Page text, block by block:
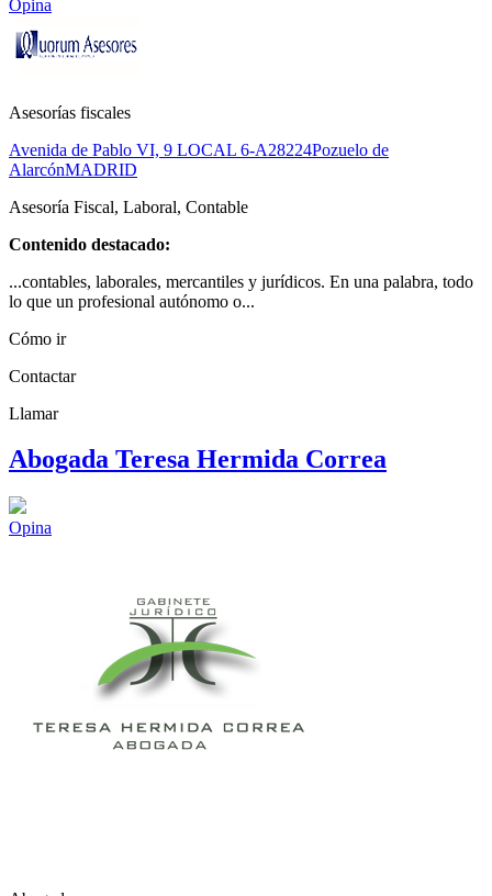
Opina
Asesorías fiscales
Avenida de Pablo VI, 9 LOCAL 6-A28224Pozuelo de
AlarcónMADRID
Asesoría Fiscal, Laboral, Contable
Contenido destacado:
...contables, laborales, mercantiles y jurídicos. En una palabra, todo
lo que un profesional autónomo o...
Cómo ir
Contactar
Llamar
Abogada Teresa Hermida Correa
Opina